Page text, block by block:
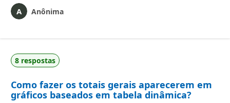
Anônima
8 respostas
Como fazer os totais gerais aparecerem em
gráficos baseados em tabela dinâmica?